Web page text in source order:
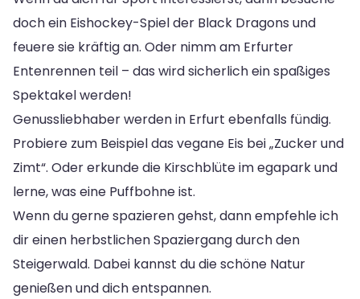
doch ein Eishockey-Spiel der Black Dragons und
feuere sie kräftig an. Oder nimm am Erfurter
Entenrennen teil – das wird sicherlich ein spaßiges
Spektakel werden!
Genussliebhaber werden in Erfurt ebenfalls fündig.
Probiere zum Beispiel das vegane Eis bei „Zucker und
Zimt“. Oder erkunde die Kirschblüte im egapark und
lerne, was eine Puffbohne ist.
Wenn du gerne spazieren gehst, dann empfehle ich
dir einen herbstlichen Spaziergang durch den
Steigerwald. Dabei kannst du die schöne Natur
genießen und dich entspannen.